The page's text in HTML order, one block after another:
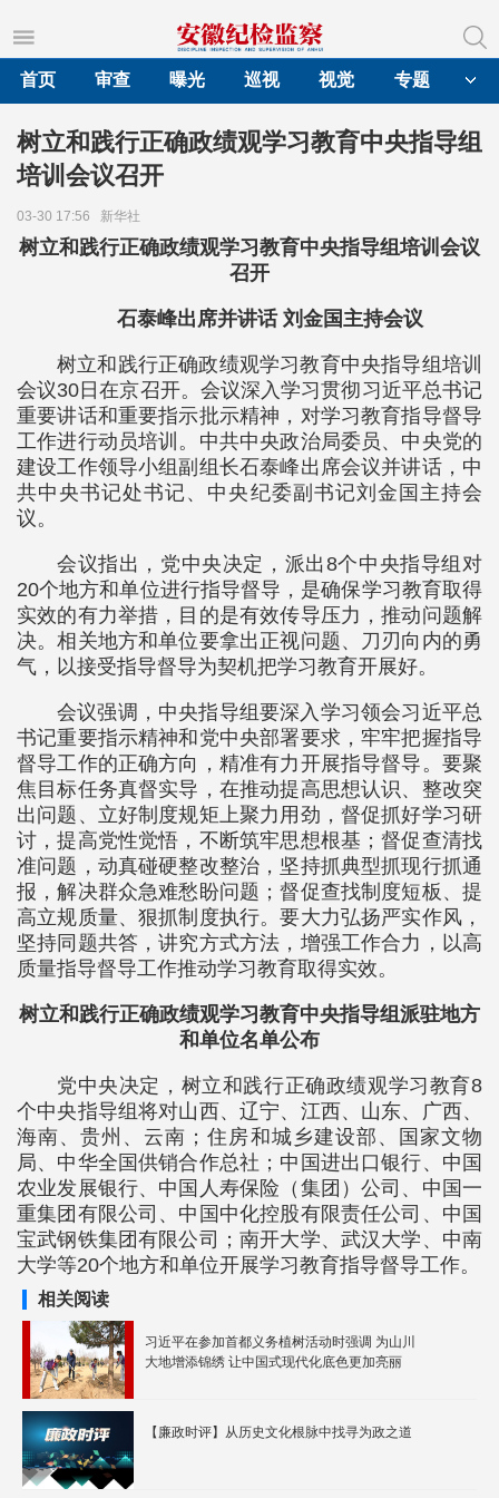
首页
审查 曝光 巡视 视觉 专题
树立和践行正确政绩观学习教育中央指导组
培训会议召开
03-30 17:56 新华社
树立和践行正确政绩观学习教育中央指导组培训会议
召开
石泰峰出席并讲话 刘金国主持会议
树立和践行正确政绩观学习教育中央指导组培训
会议30日在京召开。会议深入学习贯彻习近平总书记
重要讲话和重要指示批示精神，对学习教育指导督导
工作进行动员培训。中共中央政治局委员、中央党的
建设工作领导小组副组长石泰峰出席会议并讲话，中
共中央书记处书记、中央纪委副书记刘金国主持会
议。
会议指出，党中央决定，派出8个中央指导组对
20个地方和单位进行指导督导，是确保学习教育取得
实效的有力举措，目的是有效传导压力，推动问题解
决。相关地方和单位要拿出正视问题、刀刃向内的勇
气，以接受指导督导为契机把学习教育开展好。
会议强调，中央指导组要深入学习领会习近平总
书记重要指示精神和党中央部署要求，牢牢把握指导
督导工作的正确方向，精准有力开展指导督导。要聚
焦目标任务真督实导，在推动提高思想认识、整改突
出问题、立好制度规矩上聚力用劲，督促抓好学习研
讨，提高党性觉悟，不断筑牢思想根基；督促查清找
准问题，动真碰硬整改整治，坚持抓典型抓现行抓通
报，解决群众急难愁盼问题；督促查找制度短板、提
高立规质量、狠抓制度执行。要大力弘扬严实作风，
坚持同题共答，讲究方式方法，增强工作合力，以高
质量指导督导工作推动学习教育取得实效。
树立和践行正确政绩观学习教育中央指导组派驻地方
和单位名单公布
党中央决定，树立和践行正确政绩观学习教育8
个中央指导组将对山西、辽宁、江西、山东、广西、
海南、贵州、云南；住房和城乡建设部、国家文物
局、中华全国供销合作总社；中国进出口银行、中国
农业发展银行、中国人寿保险（集团）公司、中国一
重集团有限公司、中国中化控股有限责任公司、中国
宝武钢铁集团有限公司；南开大学、武汉大学、中南
大学等20个地方和单位开展学习教育指导督导工作。
相关阅读
习近平在参加首都义务植树活动时强调 为山川
大地增添锦绣 让中国式现代化底色更加亮丽
【廉政时评】从历史文化根脉中找寻为政之道